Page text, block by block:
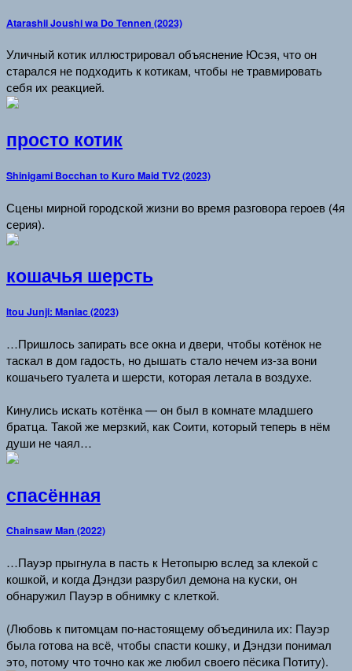
Atarashii Joushi wa Do Tennen (2023)
Уличный котик иллюстрировал объяснение Юсэя, что он
старался не подходить к котикам, чтобы не травмировать
себя их реакцией.
просто котик
Shinigami Bocchan to Kuro Maid TV2 (2023)
Сцены мирной городской жизни во время разговора героев (4я
серия).
кошачья шерсть
Itou Junji: Maniac (2023)
…Пришлось запирать все окна и двери, чтобы котёнок не
таскал в дом гадость, но дышать стало нечем из-за вони
кошачьего туалета и шерсти, которая летала в воздухе.
Кинулись искать котёнка — он был в комнате младшего
братца. Такой же мерзкий, как Соити, который теперь в нём
души не чаял…
спасённая
Chainsaw Man (2022)
…Пауэр прыгнула в пасть к Нетопырю вслед за клекой с
кошкой, и когда Дэндзи разрубил демона на куски, он
обнаружил Пауэр в обнимку с клеткой.
(Любовь к питомцам по-настоящему объединила их: Пауэр
была готова на всё, чтобы спасти кошку, и Дэндзи понимал
это, потому что точно как же любил своего пёсика Потиту).